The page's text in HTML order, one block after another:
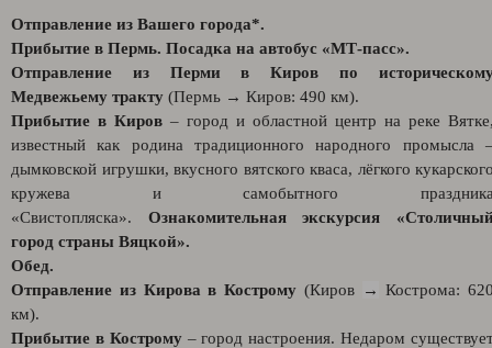
Отправление из Вашего города*.
Прибытие в Пермь. Посадка на автобус «МТ-пасс».
Отправление из Перми в Киров по
Медвежьему тракту (Пермь → Киров: 490 км).
Прибытие в Киров – город и областной центр на реке
известный как родина традиционного народного промысла
дымковской игрушки, вкусного вятского кваса, лёгкого
кружева и самобытного
«Свистопляска». Ознакомительная экскурсия
город страны Вяцкой».
Обед.
Отправление из Кирова в Кострому (Киров → Кострома:
км).
Прибытие в Кострому– город настроения. Недаром